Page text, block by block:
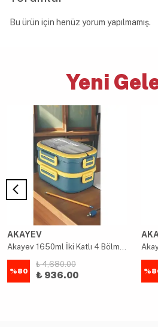
Bu ürün için henüz yorum yapılmamış.
Yeni
AKAYEV
Akayev 1650ml İki Katlı 4 Bölmeli Çelik Yemek Kabı Mavi
%80
₺ 4,680.00
₺ 936.00 %